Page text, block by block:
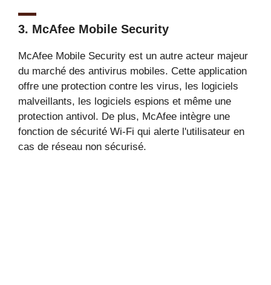
3. McAfee Mobile Security
McAfee Mobile Security est un autre acteur majeur
du marché des antivirus mobiles. Cette application
offre une protection contre les virus, les logiciels
malveillants, les logiciels espions et même une
protection antivol. De plus, McAfee intègre une
fonction de sécurité Wi-Fi qui alerte l'utilisateur en
cas de réseau non sécurisé.